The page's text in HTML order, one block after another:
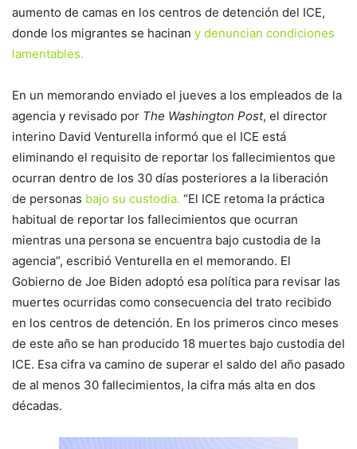
aumento de camas en los centros de detención del ICE,
donde los migrantes se hacinan y denuncian condiciones
lamentables.
En un memorando enviado el jueves a los empleados de la
agencia y revisado por The Washington Post, el director
interino David Venturella informó que el ICE está
eliminando el requisito de reportar los fallecimientos que
ocurran dentro de los 30 días posteriores a la liberación
de personas bajo su custodia. “El ICE retoma la práctica
habitual de reportar los fallecimientos que ocurran
mientras una persona se encuentra bajo custodia de la
agencia”, escribió Venturella en el memorando. El
Gobierno de Joe Biden adoptó esa política para revisar las
muertes ocurridas como consecuencia del trato recibido
en los centros de detención. En los primeros cinco meses
de este año se han producido 18 muertes bajo custodia del
ICE. Esa cifra va camino de superar el saldo del año pasado
de al menos 30 fallecimientos, la cifra más alta en dos
décadas.